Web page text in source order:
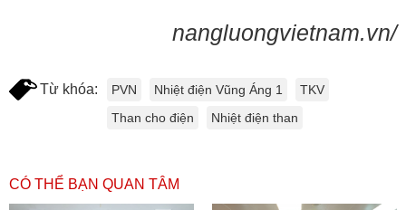
nangluongvietnam.vn/
Từ khóa: PVN Nhiệt điện Vũng Áng 1
TKV
Than cho điện
Nhiệt điện than
CÓ THỂ BẠN QUAN TÂM